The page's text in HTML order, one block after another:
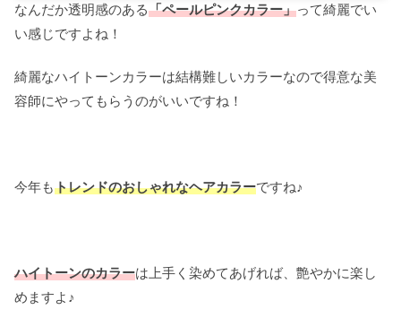
なんだか透明感のある「ペールピンクカラー」って綺麗でい
い感じですよね！
綺麗なハイトーンカラーは結構難しいカラーなので得意な美
容師にやってもらうのがいいですね！
今年もトレンドのおしゃれなヘアカラーですね♪
ハイトーンのカラーは上手く染めてあげれば、艶やかに楽し
めますよ♪